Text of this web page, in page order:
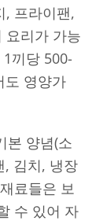
, 프라이팬,
요리가 가능
끼당 500-
도 영양가
본 양념(소
, 김치, 냉장
료들은 보
수 있어 자